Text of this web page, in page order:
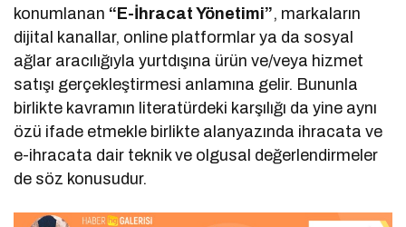
konumlanan “E-İhracat Yönetimi”, markaların
dijital kanallar, online platformlar ya da sosyal
ağlar aracılığıyla yurtdışına ürün ve/veya hizmet
satışı gerçekleştirmesi anlamına gelir. Bununla
birlikte kavramın literatürdeki karşılığı da yine aynı
özü ifade etmekle birlikte alanyazında ihracata ve
e-ihracata dair teknik ve olgusal değerlendirmeler
de söz konusudur.